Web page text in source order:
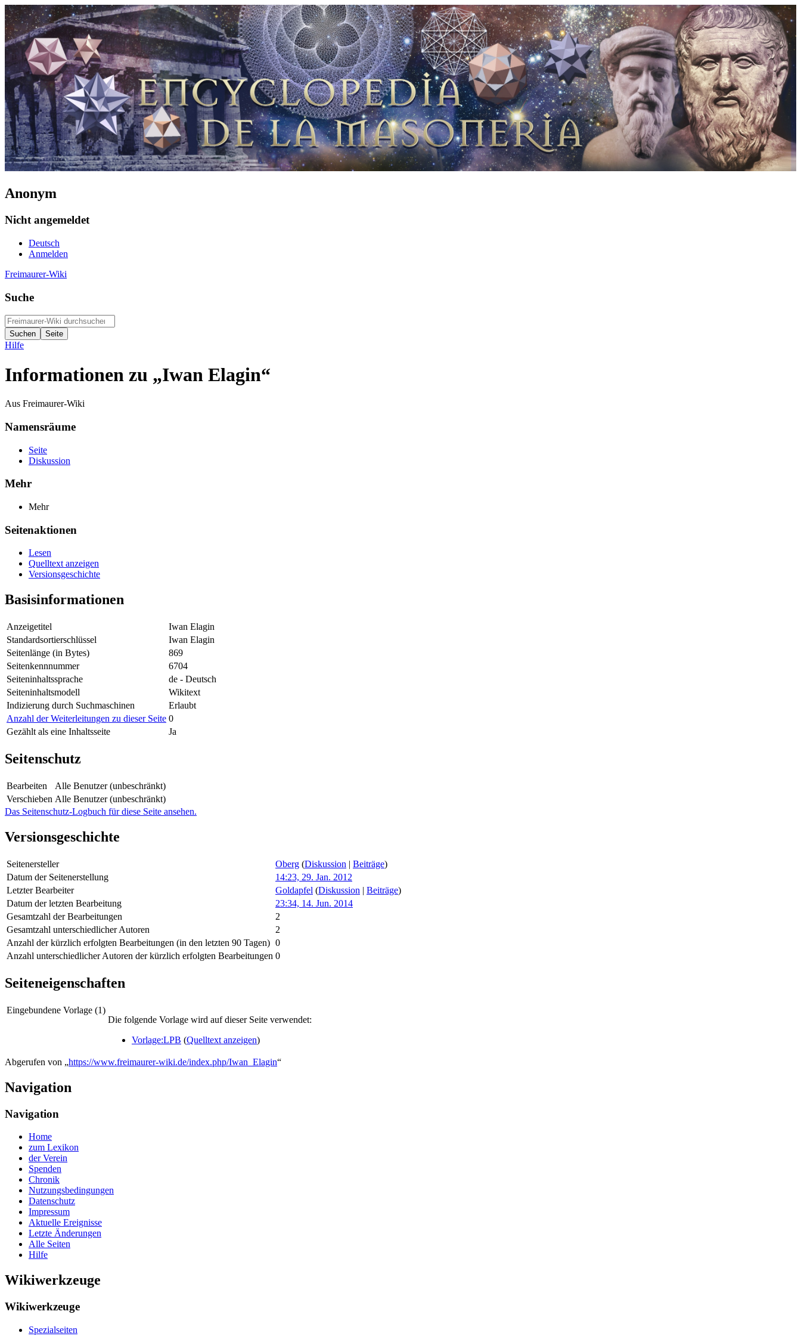
Anonym
Nicht angemeldet
Deutsch
Anmelden
Freimaurer-Wiki
Suche
Hilfe
Informationen zu „Iwan Elagin“
Aus Freimaurer-Wiki
Namensräume
Seite
Diskussion
Mehr
Mehr
Seitenaktionen
Lesen
Quelltext anzeigen
Versionsgeschichte
Basisinformationen
Anzeigetitel
Iwan Elagin
Standardsortierschlüssel
Iwan Elagin
Seitenlänge (in Bytes)
869
Seitenkennnummer
6704
Seiteninhaltssprache
de - Deutsch
Seiteninhaltsmodell
Wikitext
Indizierung durch Suchmaschinen
Erlaubt
Anzahl der Weiterleitungen zu dieser Seite 0
Gezählt als eine Inhaltsseite
Ja
Seitenschutz
Bearbeiten
Alle Benutzer (unbeschränkt)
Verschieben Alle Benutzer (unbeschränkt)
Das Seitenschutz-Logbuch für diese Seite ansehen.
Versionsgeschichte
Seitenersteller Oberg (Diskussion | Beiträge)
Datum der Seitenerstellung
14:23, 29. Jan. 2012
Letzter Bearbeiter
Goldapfel (Diskussion | Beiträge)
Datum der letzten Bearbeitung
23:34, 14. Jun. 2014
Gesamtzahl der Bearbeitungen
2
Gesamtzahl unterschiedlicher Autoren
2
Anzahl der kürzlich erfolgten Bearbeitungen (in den letzten 90 Tagen) 0
Anzahl unterschiedlicher Autoren der kürzlich erfolgten Bearbeitungen 0
Seiteneigenschaften
Eingebundene Vorlage (1)
Die folgende Vorlage wird auf dieser Seite verwendet:
Vorlage:LPB (Quelltext anzeigen)
Abgerufen von „https://www.freimaurer-wiki.de/index.php/Iwan_Elagin“
Navigation
Navigation
Home
zum Lexikon
der Verein
Spenden
Chronik
Nutzungsbedingungen
Datenschutz
Impressum
Aktuelle Ereignisse
Letzte Änderungen
Alle Seiten
Hilfe
Wikiwerkzeuge
Wikiwerkzeuge
Spezialseiten